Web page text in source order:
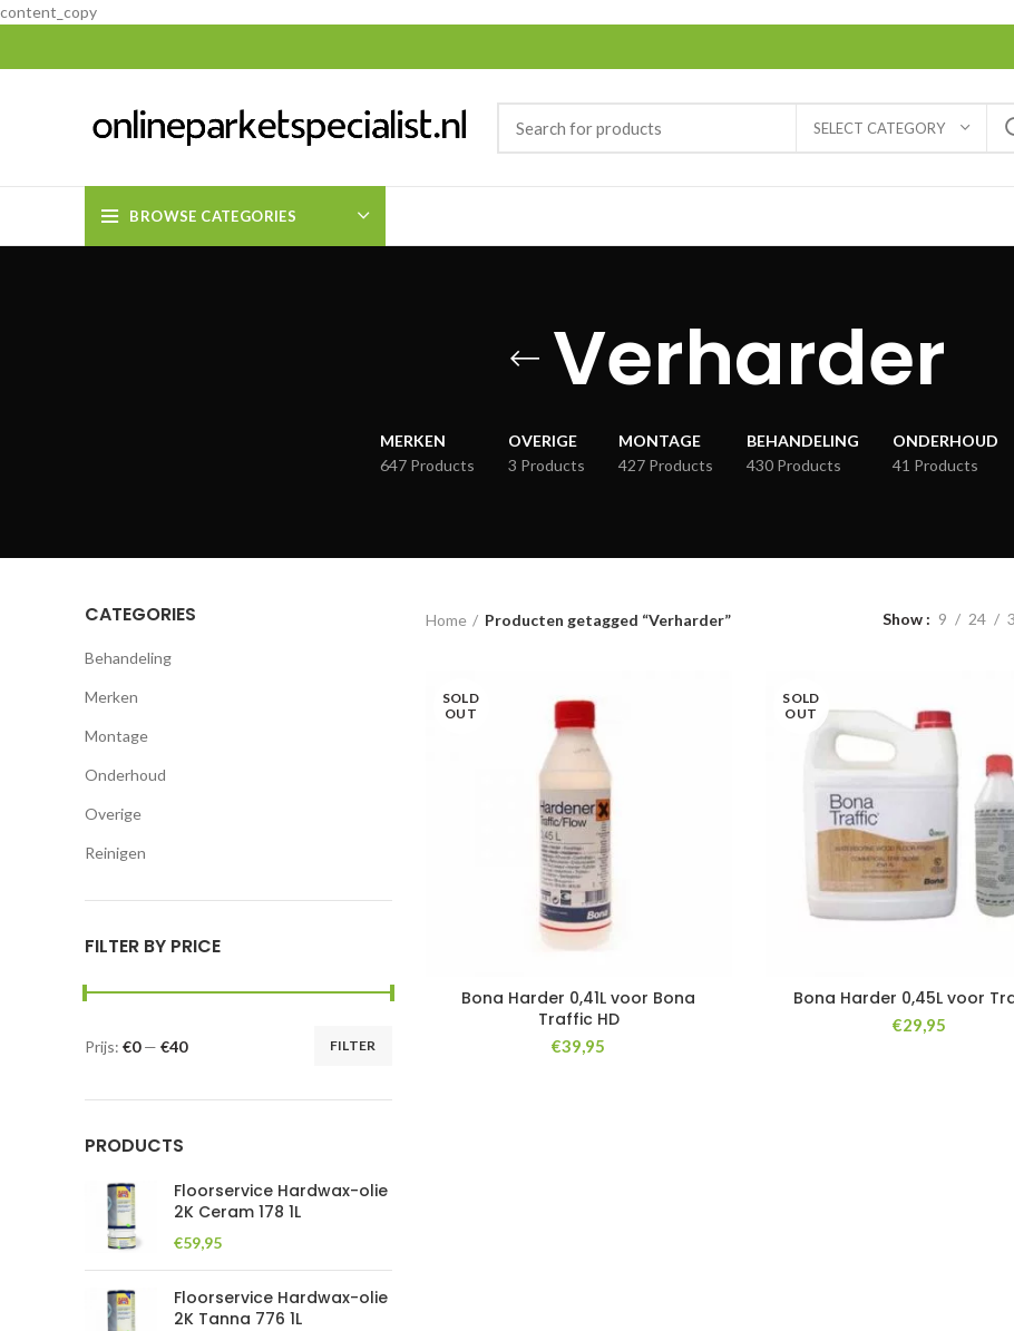
content_copy
SELECT CATEGORY
BROWSE CATEGORIES
Verharder
MERKEN
647 Products
OVERIGE
3 Products
MONTAGE
427 Products
BEHANDELING
430 Products
ONDERHOUD
41 Products
CATEGORIES
Behandeling
Merken
Montage
Onderhoud
Overige
Reinigen
FILTER BY PRICE
Min.
Max.
FILTER
Prijs: €0— €40
PRODUCTS
Floorservice Hardwax-olie
2K Ceram 178 1L
€59,95
Floorservice Hardwax-olie
2K Tanna 776 1L
Home Producten getagged “Verharder” Show 9 24
SOLD
OUT
Bona Harder 0,41L voor Bona
Traffic HD
€39,95
SOLD
OUT
Bona Harder 0,45L voor
€29,95